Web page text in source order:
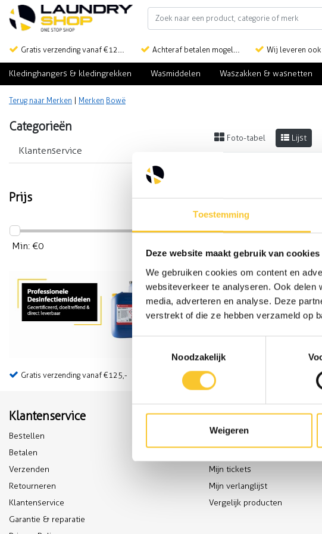
Toestemming
Deze website maakt gebruik van cookies
We gebruiken cookies om content en
websiteverkeer te analyseren. Ook
media, adverteren en analyse. Deze
verstrekt of die ze hebben verzameld op
Noodzakelijk
Weigeren
Gratis verzending vanaf €125,- Achteraf betalen mogelijk Wij leveren ook
Kledinghangers & kledingrekken Wasmiddelen Waszakken & wasnetten
Terug naar Merken Merken Bowë
Categorieën
Klantenservice
Prijs
Min: €0
Foto-tabel Lijst
Geen producten
Gratis verzending vanaf €125,- Achteraf betalen mogelijk Wij leveren
Klantenservice
Bestellen
Betalen
Verzenden
Retourneren
Klantenservice
Garantie & reparatie
Mijn account
Registreren
Mijn tickets
Mijn verlanglijst
Vergelijk producten